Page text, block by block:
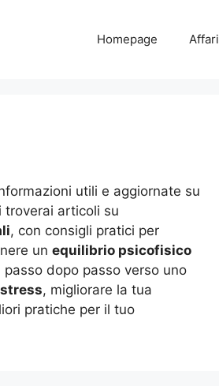
Homepage Affari
utili e aggiornate su
troverai articoli su
, con consigli pratici per
un equilibrio psicofisico
dopo passo verso uno
stress, migliorare la tua
pratiche per il tuo